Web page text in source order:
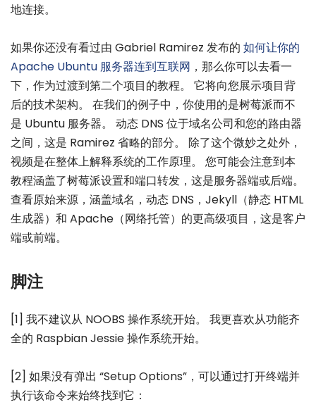
地连接。
如果你还没有看过由 Gabriel Ramirez 发布的 如何让你的
Apache Ubuntu 服务器连到互联网 ，那么你可以去看一
下，作为过渡到第二个项目的教程。 它将向您展示项目背
后的技术架构。 在我们的例子中，你使用的是树莓派而不
是 Ubuntu 服务器。 动态 DNS 位于域名公司和您的路由器
之间，这是 Ramirez 省略的部分。 除了这个微妙之处外，
视频是在整体上解释系统的工作原理。 您可能会注意到本
教程涵盖了树莓派设置和端口转发，这是服务器端或后端。
查看原始来源，涵盖域名，动态 DNS，Jekyll（静态 HTML
生成器）和 Apache（网络托管）的更高级项目，这是客户
端或前端。
脚注
[1] 我不建议从 NOOBS 操作系统开始。 我更喜欢从功能齐
全的 Raspbian Jessie 操作系统开始。
[2] 如果没有弹出 “Setup Options”，可以通过打开终端并
执行该命令来始终找到它：